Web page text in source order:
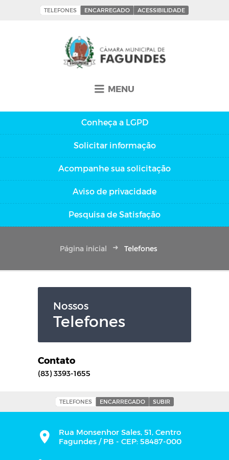
TELEFONES ENCARREGADO ACESSIBILIDADE
MENU
Conheça a LGPD
Solicitar informação
Acompanhe sua solicitação
Aviso de privacidade
Pesquisa de Satisfação
Página inicial Telefones
Nossos
Telefones
Contato
(83) 3393-1655
TELEFONES ENCARREGADO SUBIR
Rua Monsenhor Sales, 51, Centro
Fagundes / PB - CEP: 58487-000